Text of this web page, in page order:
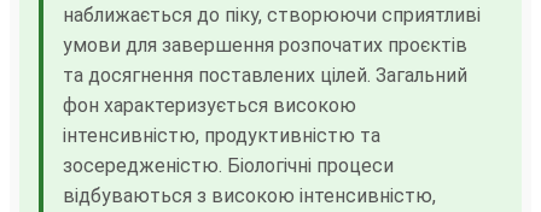
наближається до піку, створюючи сприятливі
умови для завершення розпочатих проєктів
та досягнення поставлених цілей. Загальний
фон характеризується високою
інтенсивністю, продуктивністю та
зосередженістю. Біологічні процеси
відбуваються з високою інтенсивністю,